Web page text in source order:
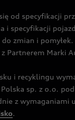
od specyfikacji
i specyfikacji
zmian i
Partnerem Marki
i recyklingu
sp. z o.o.
z wymaganiami
.